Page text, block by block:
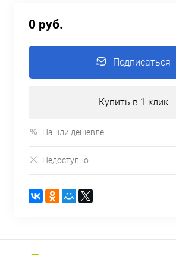
0 руб.
Подписаться
Купить в 1 клик
Нашли дешевле
Недоступно